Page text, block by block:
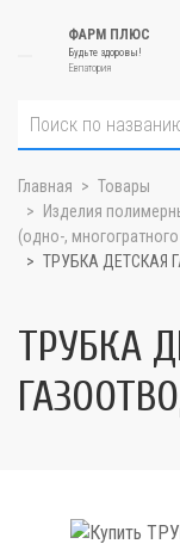
ФАРМ ПЛЮС
Будьте здоровы!
Евпатория
Главная
Товары
Изделия
(одно-,
ТРУБКА ДЕТСКАЯ
ТРУБКА